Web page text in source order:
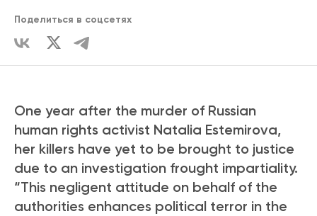
Поделиться в соцсетях
One year after the murder of Russian
human rights activist Natalia Estemirova,
her killers have yet to be brought to justice
due to an investigation frought impartiality.
“This negligent attitude on behalf of the
authorities enhances political terror in the